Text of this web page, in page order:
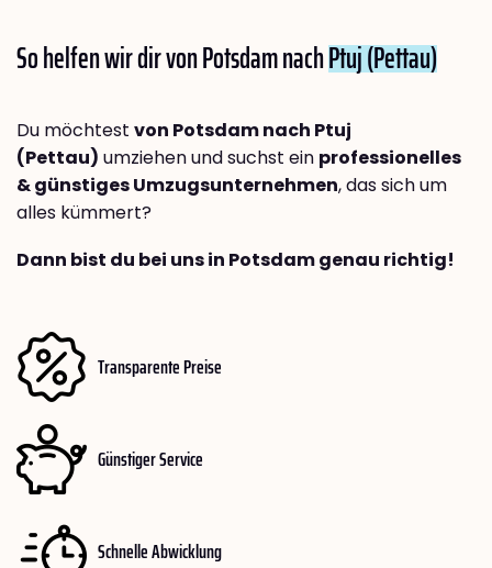
So helfen wir dir von Potsdam nachPtuj (Pettau)
Du möchtest von Potsdam nach Ptuj
(Pettau) umziehen und suchst ein professionelles
& günstiges Umzugsunternehmen, das sich um
alles kümmert?
Dann bist du bei uns in Potsdam genau richtig!
Transparente Preise
Günstiger Service
Schnelle Abwicklung